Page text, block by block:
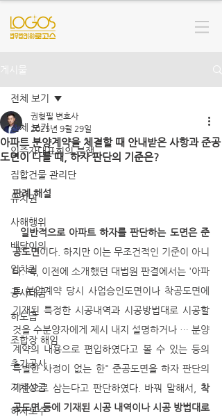
게시물
전체 보기
입주자대표회의 분쟁
집합건물 관리단
유치권
사해행위
배당이의
임차권
공사대금
하도급
조합장 해임
추가공사
지체상금
하자보수
전체 보기
아파트 분양계약을 체결할 때 안내받은 사항과 준공
도면이 다를 때, 하자 판단의 기준은?
권형필 변호사
2025년 9월 29일
판례 해설
공도면이다. 하지만 이는 무조건적인 기준이 아니
다. 즉, 이전에 소개했던 대법원 판결에서는 '아파
트 분양계약 당시 사업승인도면이나 착공도면에
기재된 특정한 시공내역과 시공방법대로 시공할
것을 수분양자에게 제시 내지 설명하거나 … 분양
계약의 내용으로 편입하였다고 볼 수 있는 등의
특별한 사정이 없는 한" 준공도면을 하자 판단의
기준으로 삼는다고 판단하였다. 바꿔 말해서,
착
공도면 등에 기재된 시공 내역이나 시공 방법대로